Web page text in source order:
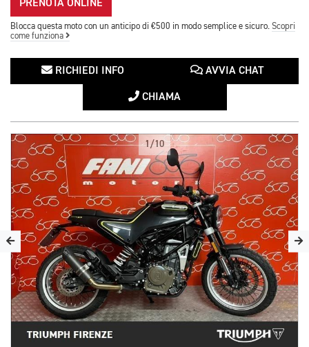
PRENOTA ONLINE
Blocca questa moto con un anticipo di €500 in modo semplice e sicuro. Scopri
come funziona
RICHIEDI INFO AVVIA CHAT
CHIAMA
1/10